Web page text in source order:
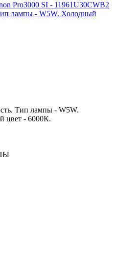
Pro3000 SI - 11961U30CWB2
лампы - W5W. Холодный
Тип лампы - W5W.
цвет - 6000К.